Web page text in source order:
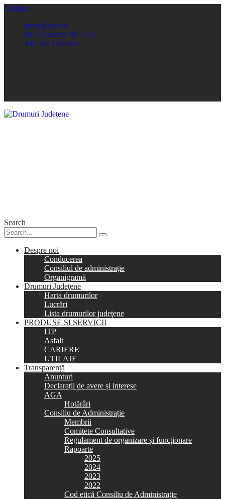
Contact
press@djct.ro
Str. Celulozei Nr. 15 A
+40 241 630 696
Search
Despre noi
Conducerea
Consiliul de administraţie
Organigramă
Drumuri Judeţene
Harta drumurilor
Lucrări
Lista drumurilor judeţene
PRODUSE ȘI SERVICII
ITP
Asfalt
CARIERE
UTILAJE
Transparență
Anunturi
Declarații de avere și interese
AGA
Hotărâri
Consiliu de Administrație
Membrii
Comitete Consultative
Regulament de organizare și funcționare
Rapoarte
2025
2024
2023
2022
Cod etică Consiliu de Administrație